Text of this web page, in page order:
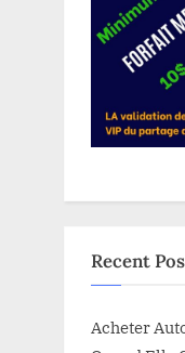
Recent
Acheter